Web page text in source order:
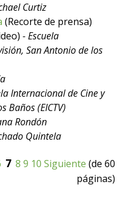
Curtiz
(Recorte de prensa)
- Escuela
San Antonio de los
Internacional de Cine y
Baños (EICTV)
Rondón
Quintela
7 8 9 10 Siguiente (de 60
páginas)